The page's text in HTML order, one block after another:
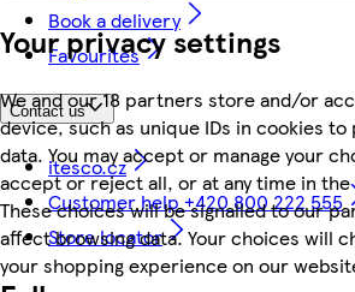
Your privacy settings
We and our 18 partners store and/or
device, such as unique IDs in cookies
data. You may accept or manage your
accept or reject all, or at any time in the
These choices will be signalled to our
affect browsing data. Your choices will
your shopping experience on our
Book a delivery
Favourites
Contact us
itesco.cz
Customer help +420 800 222 555
Store locator